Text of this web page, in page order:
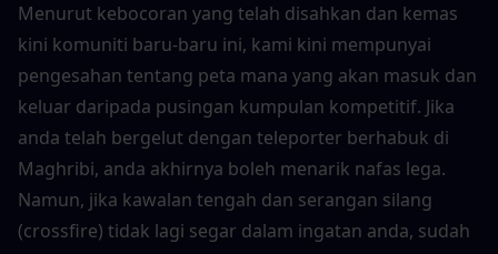
Menurut kebocoran yang telah disahkan dan kemas
kini komuniti baru-baru ini, kami kini mempunyai
pengesahan tentang peta mana yang akan masuk dan
keluar daripada pusingan kumpulan kompetitif. Jika
anda telah bergelut dengan teleporter berhabuk di
Maghribi, anda akhirnya boleh menarik nafas lega.
Namun, jika kawalan tengah dan serangan silang
(crossfire) tidak lagi segar dalam ingatan anda, sudah